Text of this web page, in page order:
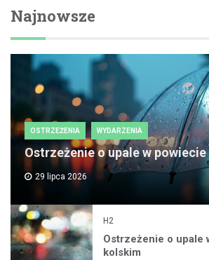
Najnowsze
OSTRZEŻENIA WYDARZENIA
Ostrzeżenie o upale w
29 lipca 2026
H2
Ostrzeżenie o upale
kolskim